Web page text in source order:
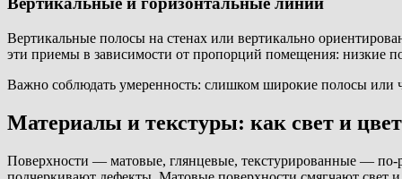
Вертикальные полосы на стенах или вертикально
эти приемы в зависимости от пропорций помещения: низкие
Важно соблюдать умеренность: слишком широкие полосы или
Материалы и текстуры: как свет и
Поверхности — матовые, глянцевые, текстурированные — по-